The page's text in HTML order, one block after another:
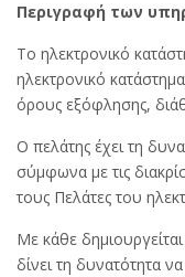
Περιγραφή των
Το ηλεκτρονικό
ηλεκτρονικό
όρους εξόφλησης,
Ο πελάτης έχει τη
σύμφωνα με τις
τους Πελάτες του
Με κάθε
δίνει τη δυνατότητα